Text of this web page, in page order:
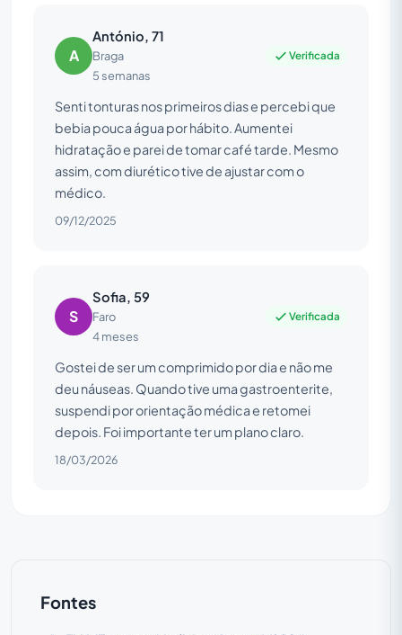
A
António, 71
Braga
5 semanas
Verificada
Senti tonturas nos primeiros dias e percebi que
bebia pouca água por hábito. Aumentei
hidratação e parei de tomar café tarde. Mesmo
assim, com diurético tive de ajustar com o
médico.
09/12/2025
S
Sofia, 59
Faro
4 meses
Verificada
Gostei de ser um comprimido por dia e não me
deu náuseas. Quando tive uma gastroenterite,
suspendi por orientação médica e retomei
depois. Foi importante ter um plano claro.
18/03/2026
Fontes